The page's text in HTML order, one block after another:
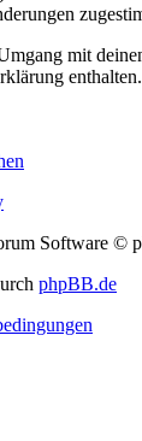
mit
enthalten.
Software ©
phpBB.de